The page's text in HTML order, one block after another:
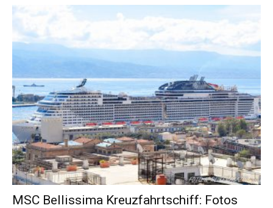
MSC Bellissima Kreuzfahrtschiff: Fotos